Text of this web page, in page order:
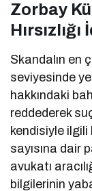
Zorbay
Hırsızlığı
Skandalın en
seviyesinde
hakkındaki
reddederek
kendisiyle
sayısına dair
avukatı
bilgilerinin